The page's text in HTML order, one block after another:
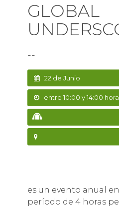
GLOBAL
--
22 de Junio
entre 10:00 y 14:00
es un evento anual en el que durante un
período de 4 horas